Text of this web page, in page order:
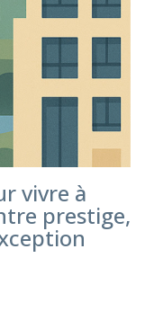
vivre à
prestige,